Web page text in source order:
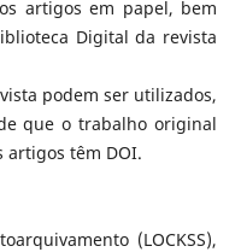
artigos em papel, bem
Digital da revista
podem ser utilizados,
que o trabalho original
artigos têm DOI.
(LOCKSS),